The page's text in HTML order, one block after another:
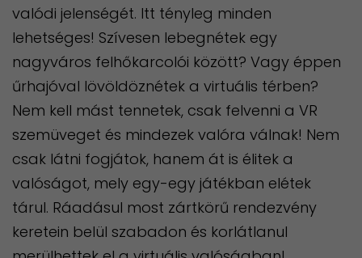
valódi jelenségét. Itt tényleg minden
lehetséges! Szívesen lebegnétek egy
nagyváros felhőkarcolói között? Vagy éppen
űrhajóval lövöldöznétek a virtuális térben?
Nem kell mást tennetek, csak felvenni a VR
szemüveget és mindezek valóra válnak! Nem
csak látni fogjátok, hanem át is élitek a
valóságot, mely egy-egy játékban elétek
tárul. Ráadásul most zártkörű rendezvény
keretein belül szabadon és korlátlanul